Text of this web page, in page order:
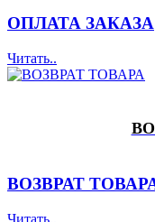
ОПЛАТА ЗАКАЗА
Читать..
ВОЗВРАТ
Читать..